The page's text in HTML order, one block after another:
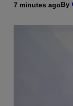
7 minutes agoBy